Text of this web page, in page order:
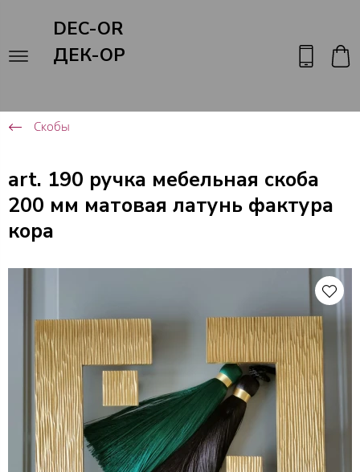
DEC-OR
ДЕК-ОР
Скобы
art. 190 ручка мебельная скоба
200 мм матовая латунь фактура
кора